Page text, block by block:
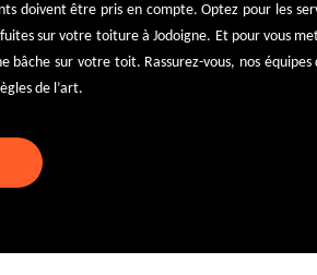
doivent être pris en compte. Optez pour les
sur votre toiture à Jodoigne. Et pour vous
bâche sur votre toit. Rassurez-vous, nos
de l’art.